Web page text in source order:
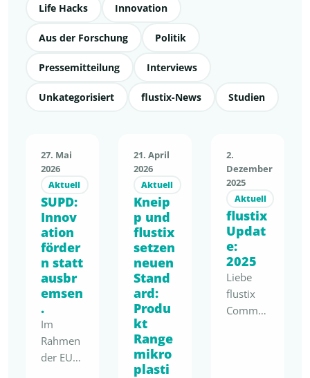
Life Hacks Innovation
Aus der Forschung Politik
Pressemitteilung Interviews
Unkategorisiert flustix-News Studien
27. Mai
2026
Aktuell
SUPD:
Innov
ation
förder
n statt
ausbr
emsen
.
Im
Rahmen
der EU-
21. April
2026
Aktuell
Kneip
p und
flustix
setzen
neuen
Stand
ard:
Produ
kt
Range
mikro
plasti
2.
Dezember
2025
Aktuell
flustix
Updat
e:
2025
Liebe
flustix
Commu